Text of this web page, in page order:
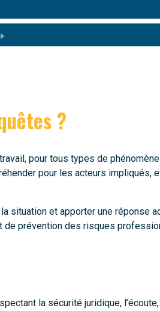
?
pour tous types de
pour les acteurs impliqués,
situation et apporter une réponse
prévention des risques
la sécurité juridique,